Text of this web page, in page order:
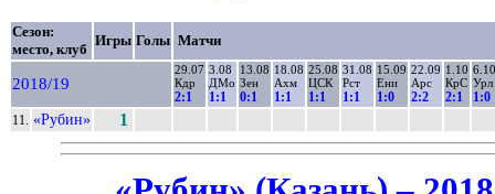
Сезон:
место, клуб
Игры Голы Матчи
2018/19
29.07
Кдр
2:1
3.08
ДМо
1:1
13.08
Зен
0:1
18.08
Ахм
1:1
25.08
ЦСК
1:1
31.08
Рст
1:1
15.09
Ени
1:0
22.09
Арс
2:2
1.10
КрС
2:1
6.10
Урл
1:0
11. «Рубин» 1